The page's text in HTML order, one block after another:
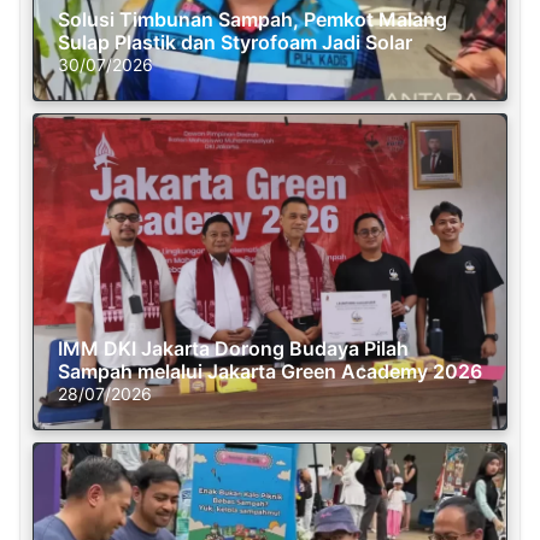
Solusi Timbunan Sampah, Pemkot Malang
Sulap Plastik dan Styrofoam Jadi Solar
30/07/2026
IMM DKI Jakarta Dorong Budaya Pilah
Sampah melalui Jakarta Green Academy 2026
28/07/2026